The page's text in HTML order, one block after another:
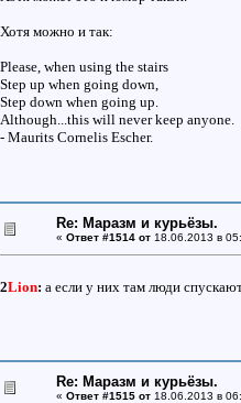
Хотя можно и так:
Please, when using the stairs
Step up when going down,
Step down when going up.
Although...this will never keep anyone.
- Maurits Cornelis Escher.
Re: Маразм и курьёзы.
« Ответ #1514 от18.06.2013 в
2Lion: а если у них там люди
Re: Маразм и курьёзы.
« Ответ #1515 от18.06.2013 в